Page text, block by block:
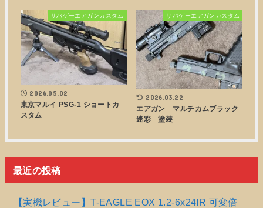
サバゲーエアガンカスタム
2026.05.02
東京マルイ PSG-1 ショートカ
スタム
サバゲーエアガンカスタム
2026.03.22
エアガン マルチカムブラック
迷彩 塗装
最近の投稿
【実機レビュー】T-EAGLE EOX 1.2-6x24IR 可変倍